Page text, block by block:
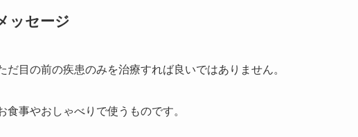
ッセージ
だ目の前の疾患のみを治療すれば良いではありません。
食事やおしゃべりで使うものです。